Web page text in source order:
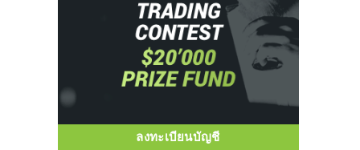
ลงทะเบียนบัญชี